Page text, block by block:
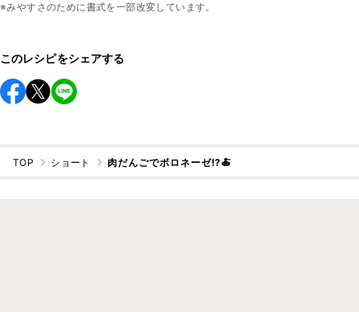
※みやすさのために書式を一部改変しています。
このレシピをシェアする
TOP ショート 肉だんごでボロネーゼ⁉️🍝